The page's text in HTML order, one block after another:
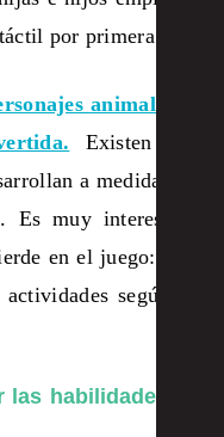
por primera vez.
animales se
Existen tres
a medida que
muy interesante
en el juego: solo
según va
las habilidades de